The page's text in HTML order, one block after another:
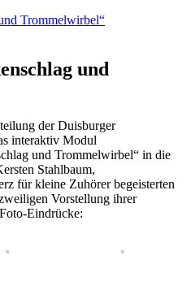
und
der Duisburger
interaktiv Modul
und Trommelwirbel“ in die
Stahlbaum,
für kleine Zuhörer begeisterten
Vorstellung ihrer
Eindrücke: